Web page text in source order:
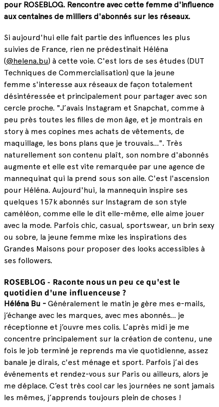
pour ROSEBLOG. Rencontre avec cette femme d'influence
aux centaines de milliers d'abonnés sur les réseaux.
Si aujourd'hui elle fait partie des influences les plus
suivies de France, rien ne prédestinait Héléna
(@helena.bu) à cette voie. C'est lors de ses études (DUT
Techniques de Commercialisation) que la jeune
femme s'interesse aux réseaux de façon totalement
désintéressée et principalement pour partager avec son
cercle proche. "J’avais Instagram et Snapchat, comme à
peu près toutes les filles de mon âge, et je montrais en
story à mes copines mes achats de vêtements, de
maquillage, les bons plans que je trouvais...". Très
naturellement son contenu plaît, son nombre d'abonnés
augmente et e lle est vite remarquée par une agence de
mannequinat qui la prend sous son aile. C'est l'ascension
pour Héléna. Aujourd'hui, la mannequin inspire ses
quelques 157k abonnés sur Instagram de son style
caméléon, comme elle le dit elle-même, elle aime jouer
avec la mode. Parfois chic, casual, sportswear, un brin sexy
ou sobre, la jeune femme mixe les inspirations des
Grandes Maisons pour proposer des looks accessibles à
ses followers.
ROSEBLOG - Raconte nous un peu ce qu'est le
quotidien d'une influenceuse ?
Héléna Bu - Généralement le matin je gère mes e-mails,
j’échange avec les marques, avec mes abonnés... je
réceptionne et j’ouvre mes colis. L’après midi je me
concentre principalement sur la création de contenu, une
fois le job terminé je reprends ma vie quotidienne, assez
banale je dirais, c'est ménage et sport. Parfois j’ai des
événements et rendez-vous sur Paris ou ailleurs, alors je
me déplace. C’est très cool car les journées ne sont jamais
les mêmes, j’apprends toujours plein de choses !